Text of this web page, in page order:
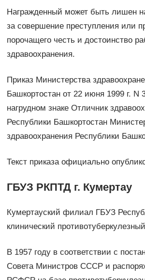
Награжденный может быть лишен
за совершение преступления или
порочащего честь и достоинство
здравоохранения.
Приказ Министерства
Башкортостан от 22 июня 1999 г. N
нагрудном знаке Отличник
Республики Башкортостан
здравоохранения Республики
Текст приказа официально
ГБУЗ РКПТД г. Кумертау
Кумертауский филиал ГБУЗ
клинический
В 1957 году в соответствии с
Совета Министров СССР и